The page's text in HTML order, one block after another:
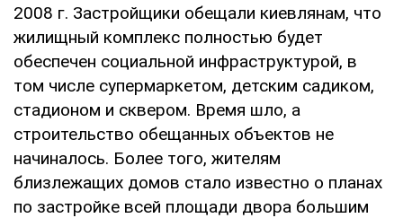
2008 г. Застройщики обещали киевлянам, что
жилищный комплекс полностью будет
обеспечен социальной инфраструктурой, в
том числе супермаркетом, детским садиком,
стадионом и сквером. Время шло, а
строительство обещанных объектов не
начиналось. Более того, жителям
близлежащих домов стало известно о планах
по застройке всей площади двора большим